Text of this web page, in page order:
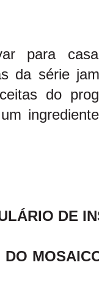
para
da série
do
DE
DO